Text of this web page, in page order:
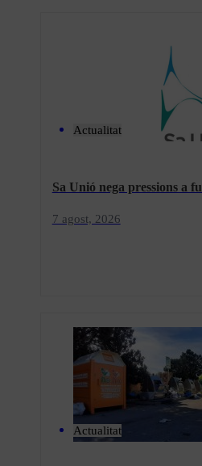
Actualitat
Sa Unió nega pressions a
7 agost, 2026
Actualitat